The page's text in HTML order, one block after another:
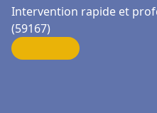
Intervention rapide et
(59167)